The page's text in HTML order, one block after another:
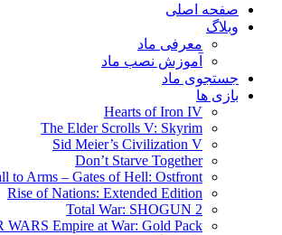
صفحه اصلی
وبلاگ
معرفی ماد
آموزش نصب ماد
جستجوی ماد
بازی ها
Hearts of Iron IV
The Elder Scrolls V: Skyrim
Sid Meier’s Civilization V
Don’t Starve Together
to Arms – Gates of Hell: Ostfront
Rise of Nations: Extended Edition
Total War: SHOGUN 2
WARS Empire at War: Gold Pack